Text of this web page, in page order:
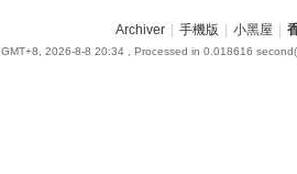
Archiver 手機版 小黑屋
GMT+8, 2026-8-8 20:34 , Processed in 0.018616